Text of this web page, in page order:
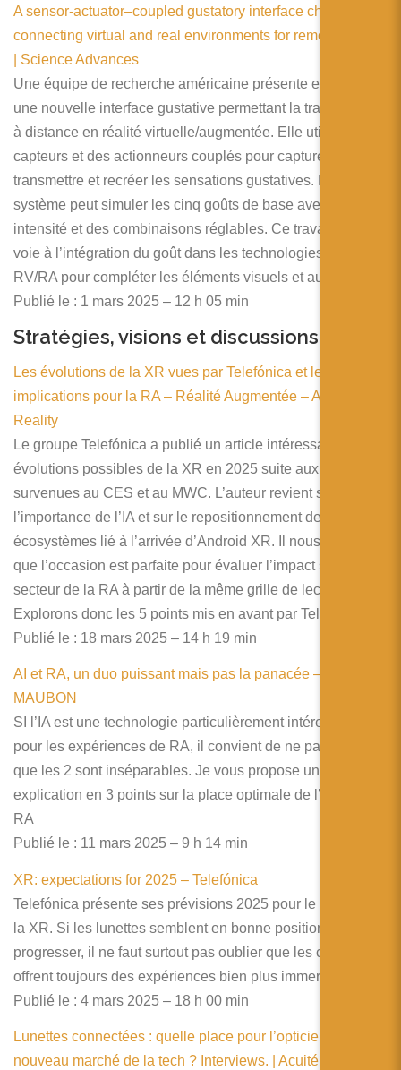
A sensor-actuator–coupled gustatory interface chemically
connecting virtual and real environments for remote tasting
| Science Advances
Une équipe de recherche américaine présente e-Taste,
une nouvelle interface gustative permettant la transmission
à distance en réalité virtuelle/augmentée. Elle utilise des
capteurs et des actionneurs couplés pour capturer,
transmettre et recréer les sensations gustatives. Le
système peut simuler les cinq goûts de base avec une
intensité et des combinaisons réglables. Ce travail ouvre la
voie à l’intégration du goût dans les technologies de
RV/RA pour compléter les éléments visuels et auditifs.
Publié le : 1 mars 2025 – 12 h 05 min
Stratégies, visions et discussions
Les évolutions de la XR vues par Telefónica et leurs
implications pour la RA – Réalité Augmentée – Augmented
Reality
Le groupe Telefónica a publié un article intéressant sur les
évolutions possibles de la XR en 2025 suite aux annonces
survenues au CES et au MWC. L’auteur revient sur
l’importance de l’IA et sur le repositionnement des
écosystèmes lié à l’arrivée d’Android XR. Il nous semble
que l’occasion est parfaite pour évaluer l’impact sur le
secteur de la RA à partir de la même grille de lecture.
Explorons donc les 5 points mis en avant par Telefónica
Publié le : 18 mars 2025 – 14 h 19 min
AI et RA, un duo puissant mais pas la panacée – Grégory
MAUBON
SI l’IA est une technologie particulièrement intéressante
pour les expériences de RA, il convient de ne pas penser
que les 2 sont inséparables. Je vous propose une
explication en 3 points sur la place optimale de l’IA dans la
RA
Publié le : 11 mars 2025 – 9 h 14 min
XR: expectations for 2025 – Telefónica
Telefónica présente ses prévisions 2025 pour le monde de
la XR. Si les lunettes semblent en bonne position pour
progresser, il ne faut surtout pas oublier que les casques
offrent toujours des expériences bien plus immersives.
Publié le : 4 mars 2025 – 18 h 00 min
Lunettes connectées : quelle place pour l’opticien dans ce
nouveau marché de la tech ? Interviews. | Acuité